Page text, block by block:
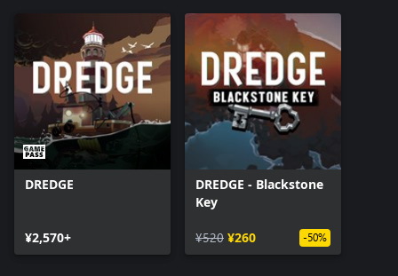
DREDGE
¥2,570+
DREDGE - Blackstone
Key
¥520 ¥260 -50%